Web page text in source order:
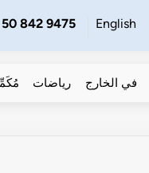
English
50 842 9475
في الخارج رياضات